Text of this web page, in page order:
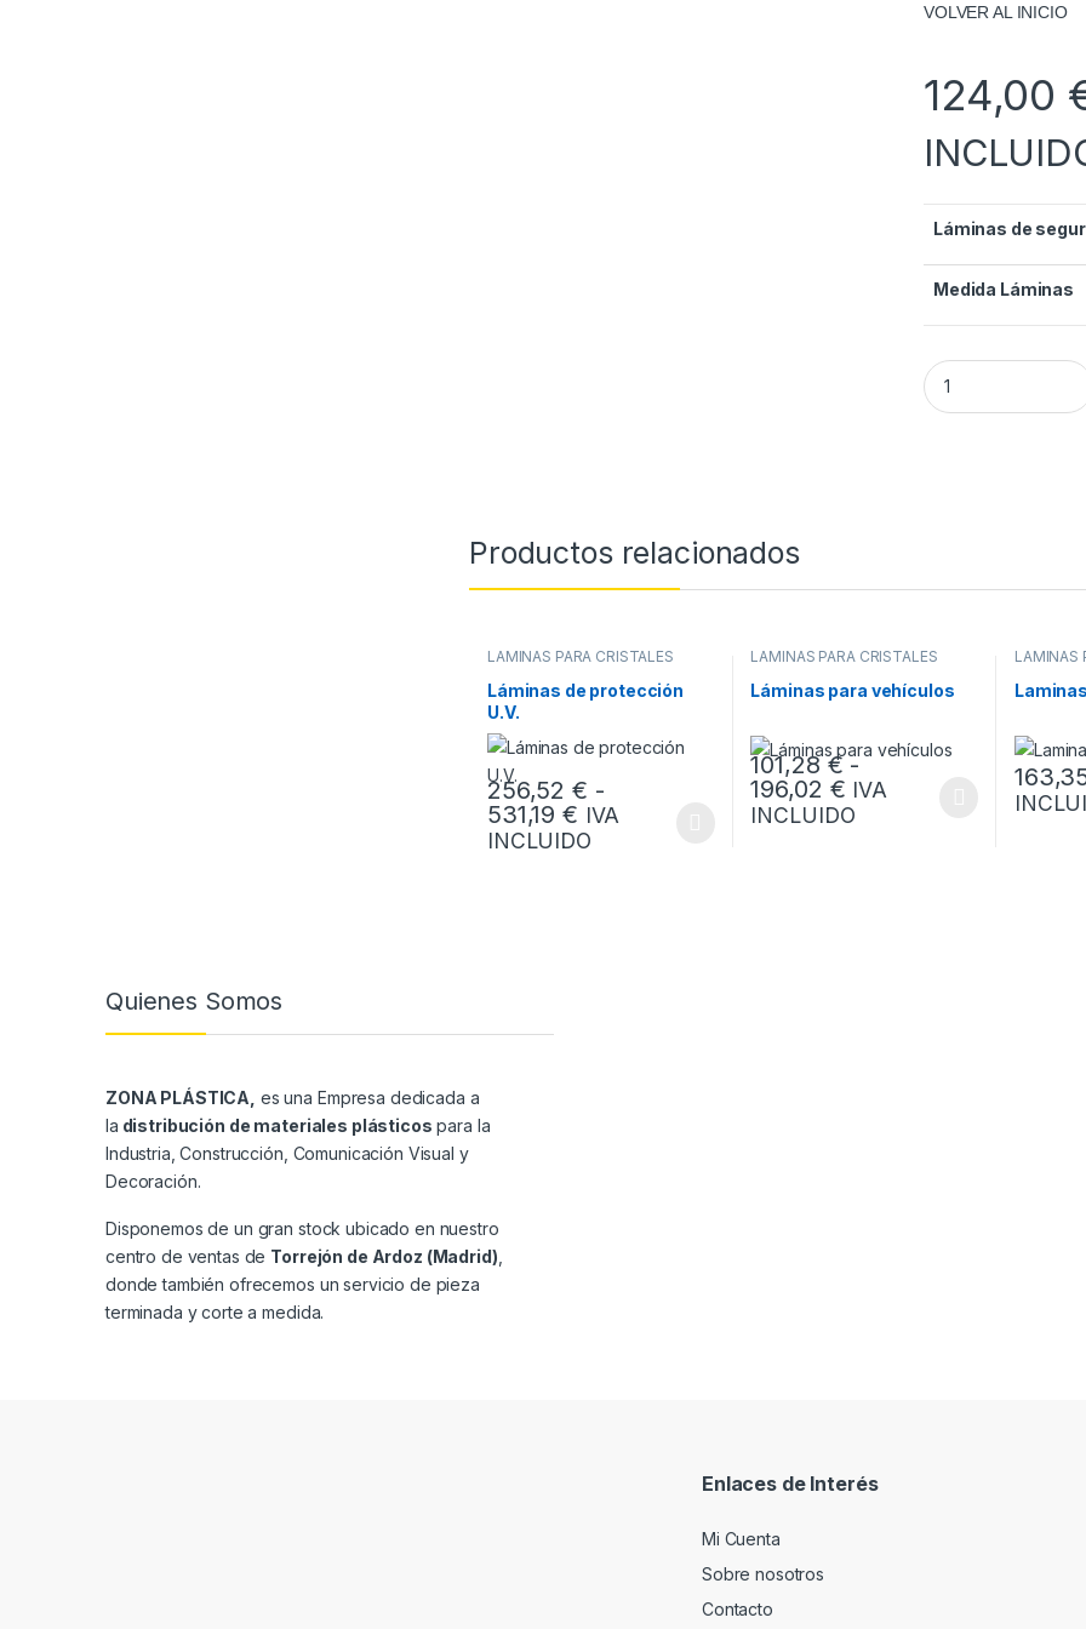
VOLVER AL INICIO
124,00
Láminas de
Medida Láminas
Lámina de
Productos relacionados
LÁMINAS PARA CRISTALES
Láminas de protección
U.V.
256,52€ -
531,19€Rango de precios: desde 256,52 € hasta
IVA
INCLUIDO
Este producto tiene múltiples variantes. Las opciones se pueden elegir en
LÁMINAS PARA CRISTALES
Láminas para vehículos
101,28€ -
196,02 €Rango de precios:
IVA
INCLUIDO
Este producto tiene múltiples variantes.
LÁMINAS
Este
Quienes Somos
ZONA PLÁSTICA, es una Empresa dedicada a
la distribución de materiales plásticos para la
Industria, Construcción, Comunicación Visual y
Decoración.
Disponemos de un gran stock ubicado en nuestro
centro de ventas de Torrejón de Ardoz (Madrid)
donde también ofrecemos un servicio de pieza
terminada y corte a medida.
Enlaces de Interés
Mi Cuenta
Sobre nosotros
Contacto